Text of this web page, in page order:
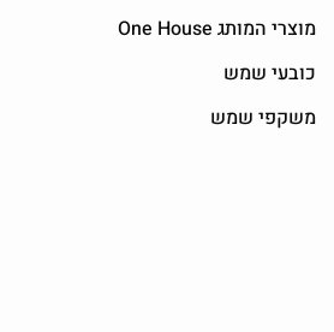
מוצרי המותג One House
כובעי שמש
משקפי שמש